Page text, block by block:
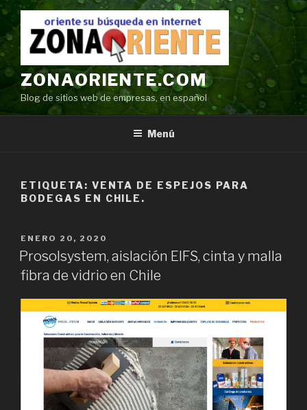
Ir
contenido
ZONAORIENTE.COM
Blog de sitios web de empresas, en español
Menú
ETIQUETA: VENTA DE ESPEJOS PARA
BODEGAS EN CHILE.
POSTED
ON
ENERO 20, 2020
Prosolsystem, aislación EIFS, cinta y malla
fibra de vidrio en Chile